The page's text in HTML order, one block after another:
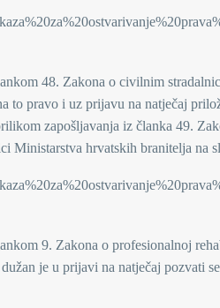
48. Zakona o civilnim
to pravo i uz prijavu na natječaj
zapošljavanja iz članka 49.
Ministarstva hrvatskih branitelja na
9. Zakona o profesionalnoj
je u prijavi na natječaj pozvati